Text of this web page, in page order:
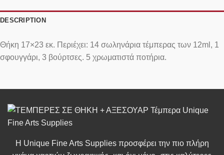
DESCRIPTION
Θήκη 17×23 εκ. Περιέχει: 14 σωληνάρια τέμπερας των 12ml, 1
σφουγγάρι, 3 βούρτσες. 5 χρωματιστά ποτήρια.
Η Unique Fine Arts Supplies προσφέρει την πιο πλήρη